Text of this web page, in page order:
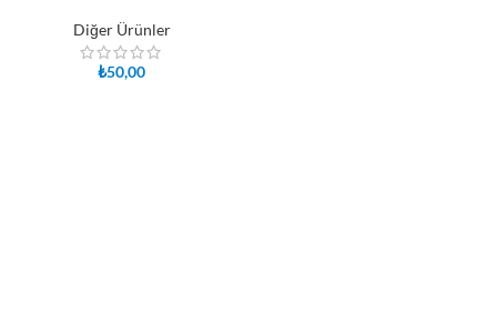
Diğer Ürünler
₺50,00